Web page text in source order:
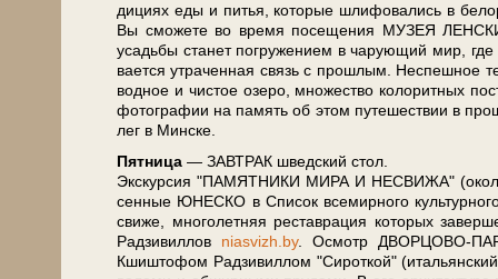
ди­ци­ях еды и пи­тья, ко­то­рые шли­фо­ва­лись в
Вы смо­же­те во вре­мя по­се­ще­ния МУЗЕЯ
усадь­бы ста­нет по­гру­же­ни­ем в ча­ру­ю­щий мир,
ва­ет­ся утра­чен­ная связь с про­шлым. Не­спеш­ное
вод­ное и чи­стое озе­ро, мно­же­ство ко­ло­рит­ных
фо­то­гра­фии на па­мять об этом пу­те­ше­ствии в
лег в Мин­ске.
Пят­ни­ца — ЗАВ­ТРАК швед­ский стол.
Экс­кур­сия "ПАМЯТНИКИ МИРА И НЕСВИ­ЖА"
сен­ные ЮНЕСКО в Спи­сок все­мир­но­го
сви­же, мно­го­лет­няя ре­став­ра­ция ко­то­рых
Рад­зи­вил­лов niasvizh.by. Осмотр ДВОРЦОВО-
Кшишто­фом Рад­зи­вил­лом "Си­рот­кой"